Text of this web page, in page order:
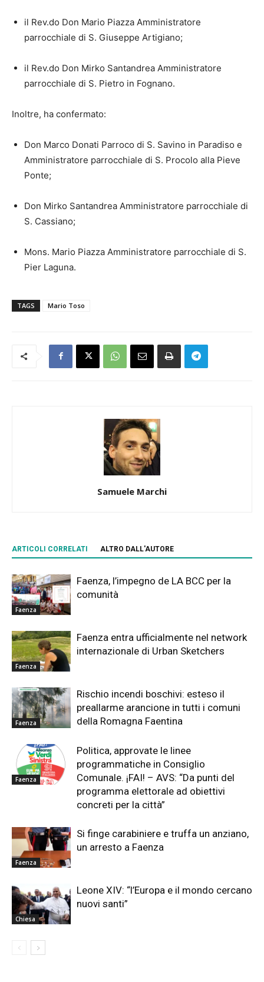
il Rev.do Don Mario Piazza Amministratore
parrocchiale di S. Giuseppe Artigiano;
il Rev.do Don Mirko Santandrea Amministratore
parrocchiale di S. Pietro in Fognano.
Inoltre, ha confermato:
Don Marco Donati Parroco di S. Savino in Paradiso e
Amministratore parrocchiale di S. Procolo alla Pieve
Ponte;
Don Mirko Santandrea Amministratore parrocchiale di
S. Cassiano;
Mons. Mario Piazza Amministratore parrocchiale di S.
Pier Laguna.
TAGS Mario Toso
Samuele Marchi
ARTICOLI CORRELATI ALTRO DALL'AUTORE
Faenza
Faenza, l’impegno de LA BCC per la
comunità
Faenza
Faenza entra ufficialmente nel network
internazionale di Urban Sketchers
Faenza
Rischio incendi boschivi: esteso il
preallarme arancione in tutti i comuni
della Romagna Faentina
Faenza
Politica, approvate le linee
programmatiche in Consiglio
Comunale. ¡FAI! – AVS: “Da punti del
programma elettorale ad obiettivi
concreti per la città”
Faenza
Si finge carabiniere e truffa un anziano,
un arresto a Faenza
Chiesa
Leone XIV: “l’Europa e il mondo cercano
nuovi santi”